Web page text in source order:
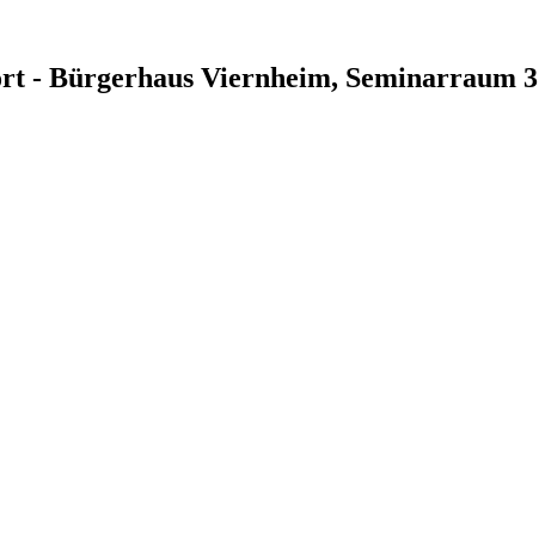
- Bürgerhaus Viernheim, Seminarraum 3